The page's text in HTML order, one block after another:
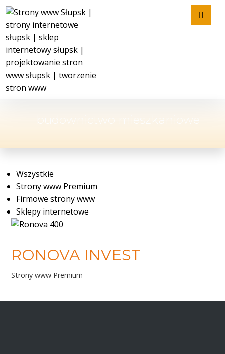
Wszystkie
Strony www Premium
Firmowe strony www
Sklepy internetowe
RONOVA INVEST
Strony www Premium